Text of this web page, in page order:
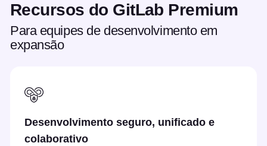
Recursos do GitLab Premium
Para equipes de desenvolvimento em
expansão
Desenvolvimento seguro, unificado e
colaborativo